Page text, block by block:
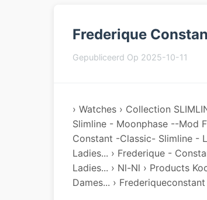
Frederique
Gepubliceerd Op 2025-10-11
› Watches › Collection
Slimline - Moonphase --Mod
Constant -classic- Slimline -
Ladies... › Frederique -
Ladies... › Nl-Nl › Products
Dames... › Frederiqueconstant